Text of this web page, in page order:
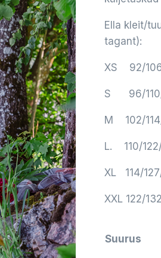
Ella kleit/
tagant):
XS 92/
S 96/
M 102/
L. 110/
XL 114/
XXL 122/
Suurus